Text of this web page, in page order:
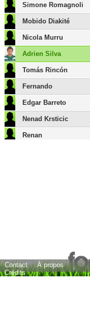
Simone Romagnoli
Mobido Diakité
Nicola Murru
Adrien Silva
Tomás Rincón
Fernando
Edgar Barreto
Nenad Krsticic
Renan
Juan Antonio
Contact
À propos
Crédits